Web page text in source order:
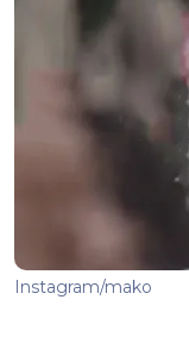
Instagram/mako